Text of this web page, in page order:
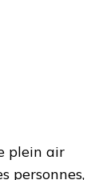
plein air
personnes,